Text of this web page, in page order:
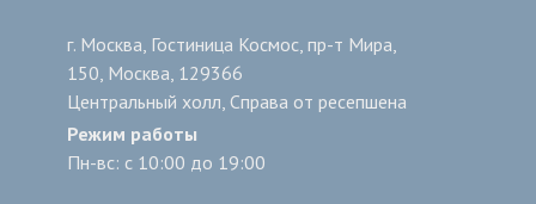
г. Москва, Гостиница Космос, пр-т Мира,
150, Москва, 129366
Центральный холл, Справа от ресепшена
Режим работы
Пн-вс: с 10:00 до 19:00